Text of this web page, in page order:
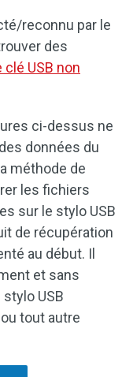
reconnu par le
des
USB non
ci-dessus ne
données du
méthode de
les fichiers
sur le stylo USB
de récupération
au début. Il
et sans
USB
tout autre